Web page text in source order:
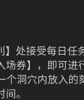
】处接受每日任
场券】，即可进
个洞穴内放入的
。